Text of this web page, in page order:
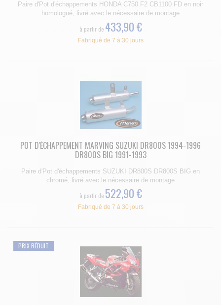
Paire d'Pot d'échappements HONDA C750 F2 CB1100 FD en noir
homologué, livré avec le nécessaire de montage
à partir de 433,90 €
Fabriqué de 7 à 30 jours
POT D'ÉCHAPPEMENT MARVING SUZUKI DR800S 1994-1996
DR800S BIG 1991-1993
Paire d'Pot d'échappements SUZUKI DR800S DR800S BIG en
chromé, livré avec le nécessaire de montage
à partir de 522,90 €
Fabriqué de 7 à 30 jours
PRIX RÉDUIT